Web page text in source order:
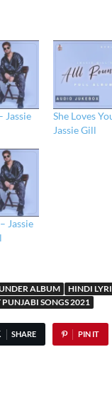
Jassie
She Loves
Jassie Gill
Jassie
ALBUM HINDI
PUNJABI SONGS 2021
SHARE PIN IT